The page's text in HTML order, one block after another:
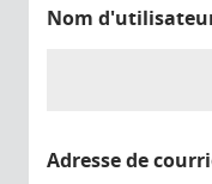
Nom
Adresse de